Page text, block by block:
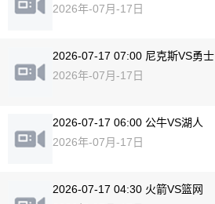
2026年-07月-17日
2026-07-17 07:00 尼克斯VS勇士
2026年-07月-17日
2026-07-17 06:00 公牛VS湖人
2026年-07月-17日
2026-07-17 04:30 火箭VS篮网